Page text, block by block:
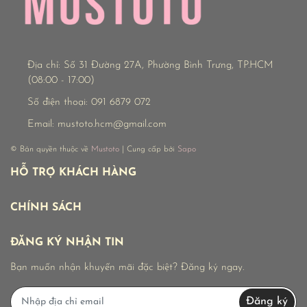
Địa chỉ: Số 31 Đường 27A, Phường Bình Trưng, TP.HCM
(08:00 - 17:00)
Số điện thoại: 091 6879 072
Email: mustoto.hcm@gmail.com
© Bản quyền thuộc về Mustoto | Cung cấp bởi Sapo
HỖ TRỢ KHÁCH HÀNG
CHÍNH SÁCH
ĐĂNG KÝ NHẬN TIN
Bạn muốn nhận khuyến mãi đặc biệt? Đăng ký ngay.
Đăng ký